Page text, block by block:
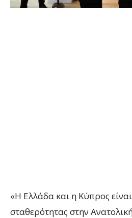
«Η Ελλάδα και η Κύπρος
σταθερότητας στην